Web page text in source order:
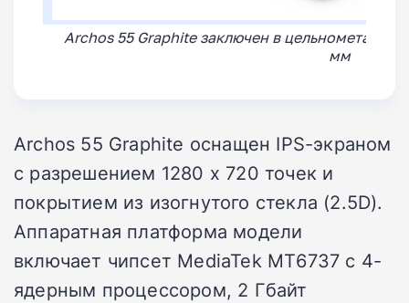
Archos 55 Graphite заключен в
мм
Archos 55 Graphite оснащен IPS-экраном
с разрешением 1280 х 720 точек и
покрытием из изогнутого стекла (2.5D).
Аппаратная платформа модели
включает чипсет MediaTek MT6737 c 4-
ядерным процессором, 2 Гбайт